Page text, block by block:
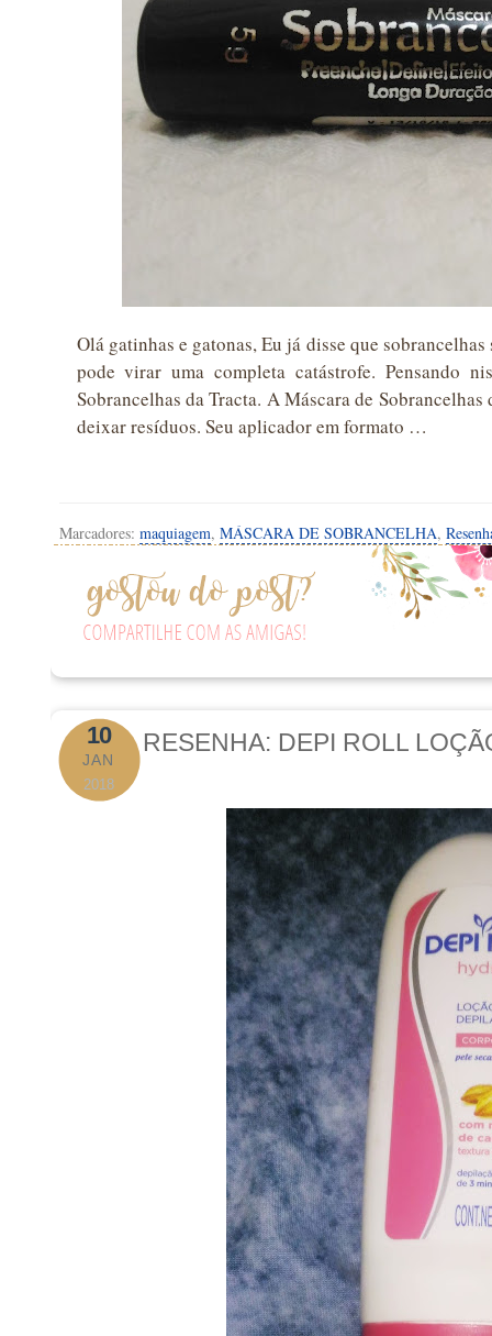
Olá gatinhas e gatonas, Eu já disse que
pode virar uma completa catástrofe. Pensando
Sobrancelhas da Tracta. A Máscara de
deixar resíduos. Seu aplicador em formato …
Marcadores: maquiagem, MÁSCARA DE SOBRANCELHA,
10
JAN
2018
RESENHA: DEPI ROLL